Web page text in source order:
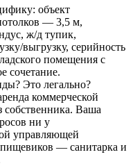
объект
— 3,5 м,
ж/д тупик,
выгрузку, серийность
помещения с
сочетание.
Это легально?
коммерческой
Ваша
ни у
управляющей
— санитарка и